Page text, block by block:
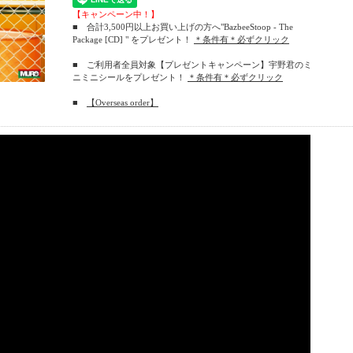
【キャンペーン中！】
■ 合計3,500円以上お買い上げの方へ"BazbeeStoop - The
Package [CD] " をプレゼント！
＊条件有＊必ずクリック
■ ご利用者全員対象【プレゼントキャンペーン】宇野君のミ
ニミニシールをプレゼント！
＊条件有＊必ずクリック
■ 【Overseas order】